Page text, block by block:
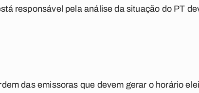
responsável pela análise da situação do PT
das emissoras que devem gerar o horário